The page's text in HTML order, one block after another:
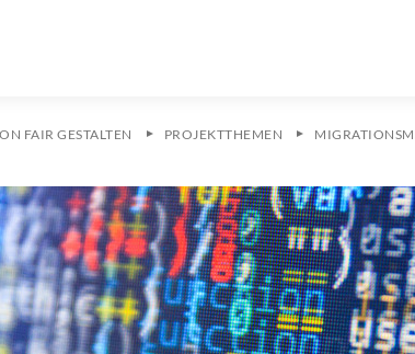
FAIR GESTALTEN PROJEKTTHEMEN